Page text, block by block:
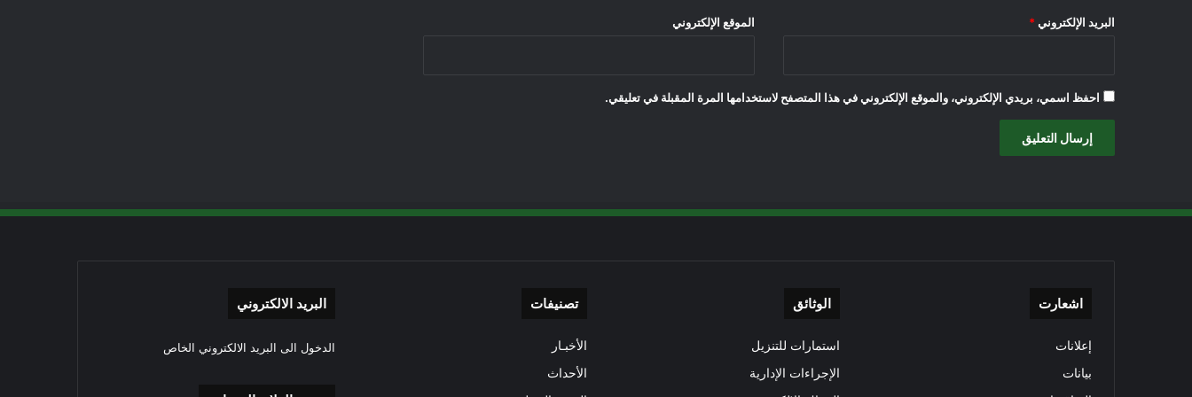
البريد الإلكتروني * الموقع الإلكتروني
احفظ اسمي، بريدي الإلكتروني، والموقع الإلكتروني في هذا المتصفح لاستخدامها المرة المقبلة في تعليقي.
اشعارت
إعلانات
بيانات
الوثائق
استمارات للتنزيل
الإجراءات الإدارية
تصنيفات
الأخبـار
الأحداث
البريد الالكتروني
الدخول الى البريد الالكتروني الخاص